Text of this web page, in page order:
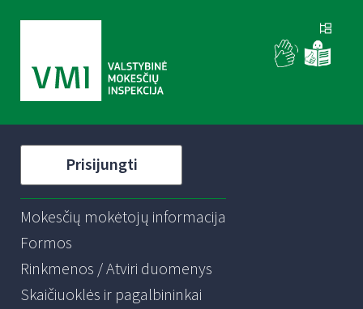
Prisijungti
Mokesčių mokėtojų informacija
Formos
Rinkmenos / Atviri duomenys
Skaičiuoklės ir pagalbininkai